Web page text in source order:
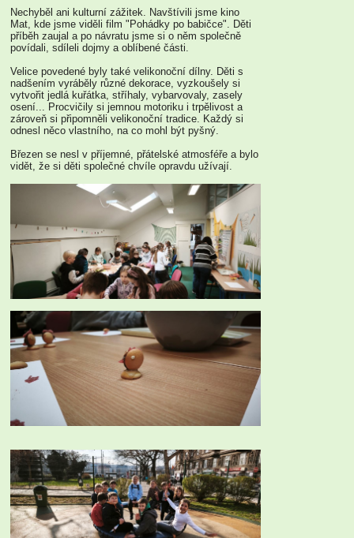
Nechyběl ani kulturní zážitek. Navštívili jsme kino
Mat, kde jsme viděli film "Pohádky po babičce". Děti
příběh zaujal a po návratu jsme si o něm společně
povídali, sdíleli dojmy a oblíbené části.
Velice povedené byly také velikonoční dílny. Děti s
nadšením vyráběly různé dekorace, vyzkoušely si
vytvořit jedlá kuřátka, stříhaly, vybarvovaly, zasely
osení... Procvičily si jemnou motoriku i trpělivost a
zároveň si připomněli velikonoční tradice. Každý si
odnesl něco vlastního, na co mohl být pyšný.
Březen se nesl v příjemné, přátelské atmosféře a bylo
vidět, že si děti společné chvíle opravdu užívají.